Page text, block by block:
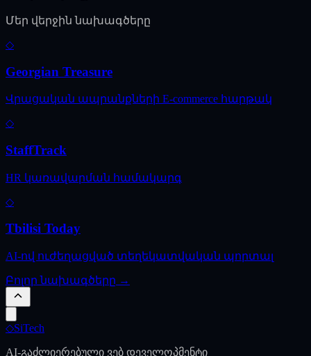
Մեր վերջին նախագծերը
◇
Georgian Treasure
Վրացական ապրանքների E-commerce հարթակ
◇
StaffTrack
HR կառավարման համակարգ
◇
Tbilisi Today
AI-ով ուժեղացված տեղեկատվական պորտալ
Բոլոր նախագծերը →
◇SiTech
AI-გაძლიერებული ვებ დეველოპმენტი